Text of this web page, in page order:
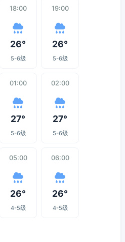
18:00
26°
5-6级
19:00
26°
5-6级
01:00
27°
5-6级
02:00
27°
5-6级
05:00
26°
4-5级
06:00
26°
4-5级